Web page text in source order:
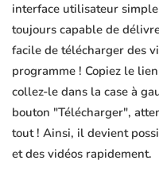
interface utilisateur
toujours capable de
facile de télécharger des
programme ! Copiez le
collez-le dans la case à
bouton "Télécharger",
tout ! Ainsi, il devient
et des vidéos rapidement.